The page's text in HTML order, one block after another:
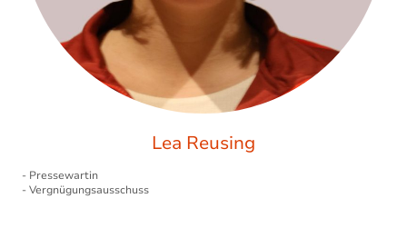
Lea Reusing
- Pressewartin
- Vergnügungsausschuss